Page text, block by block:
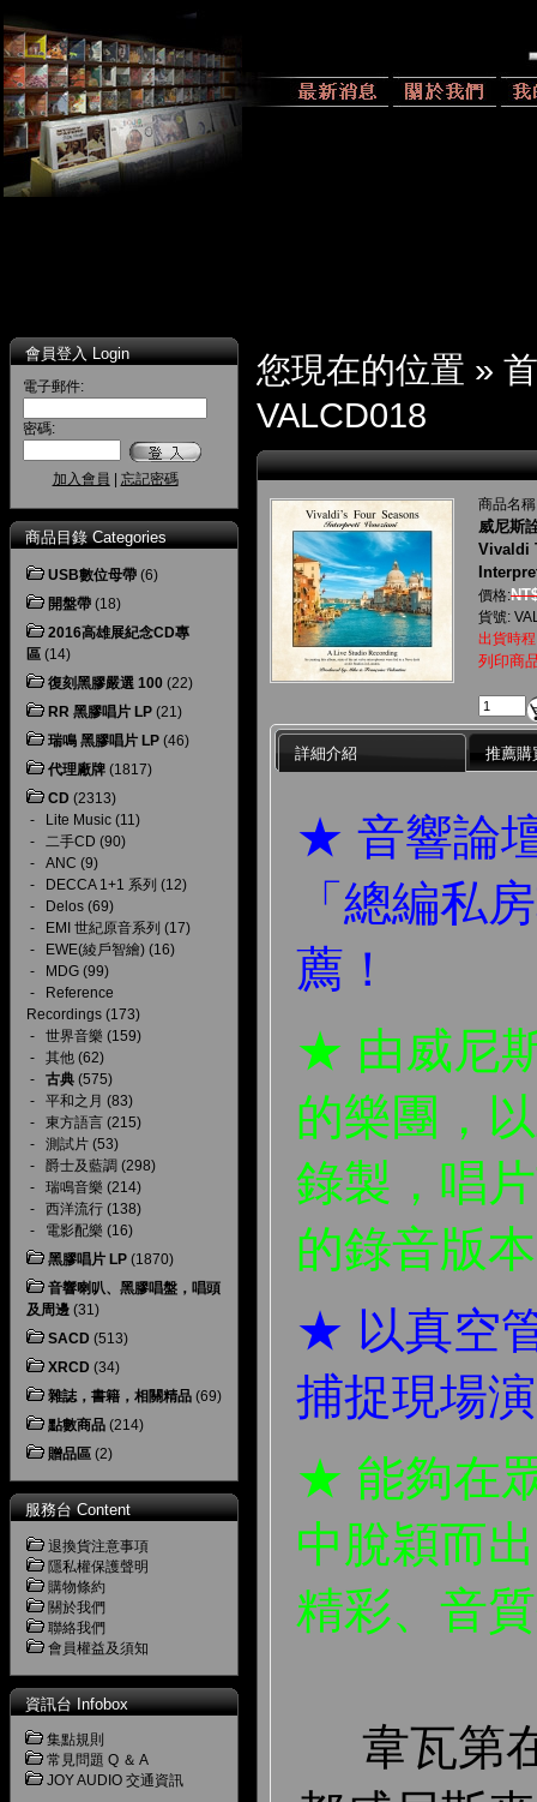
會員登入 Login
電子郵件:
密碼:
加入會員 忘記密碼
商品目錄 Categories
USB數位母帶 (6)
開盤帶 (18)
2016高雄展紀念CD專
區 (14)
復刻黑膠嚴選 100 (22)
RR 黑膠唱片 LP (21)
瑞鳴 黑膠唱片 LP (46)
代理廠牌 (1817)
CD (2313)
-
Lite Music (11)
- 二手CD (90)
- ANC (9)
-
DECCA 1+1 系列 (12)
-
Delos (69)
-
EMI 世紀原音系列 (17)
-
EWE(綾戶智繪) (16)
-
MDG (99)
-
Reference
Recordings (173)
- 世界音樂 (159)
- 其他 (62)
- 古典 (575)
- 平和之月 (83)
- 東方語言 (215)
- 測試片 (53)
- 爵士及藍調 (298)
- 瑞鳴音樂 (214)
- 西洋流行 (138)
- 電影配樂 (16)
黑膠唱片 LP (1870)
音響喇叭、黑膠唱盤，唱頭
及周邊 (31)
SACD (513)
XRCD (34)
雜誌，書籍，相關精品 (69)
點數商品 (214)
贈品區 (2)
服務台 Content
退換貨注意事項
隱私權保護聲明
購物條約
關於我們
聯絡我們
會員權益及須知
資訊台 Infobox
集點規則
常見問題 Q ＆ A
JOY AUDIO 交通資訊
您現在的位置 »
VALCD018
商品名
威尼斯
Vivaldi
價格:
貨號:
出貨時
列印商
詳細介紹 推薦購
★ 音響論
「總編私
薦！
★ 由威尼
的樂團，
錄製，唱
的錄音版
★ 以真空
捕捉現場
★ 能夠在
中脫穎而
精彩、音
韋瓦第